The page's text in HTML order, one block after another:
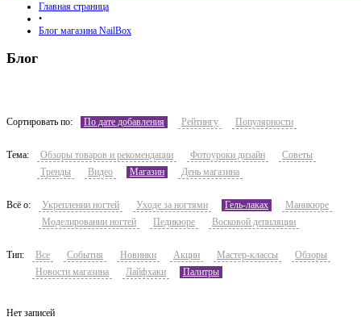
Главная страница
•
Блог магазина NailBox
Блог
Сортировать по: По дате добавления Рейтингу Популярности
Тема: Обзоры товаров и рекомендации Фотоуроки дизайн
Советы
Тренды
Видео Магазин День магазина
Всё о: Укреплении ногтей Уходе за ногтями Гель-лаках
Маникюре
Моделировании ногтей
Педикюре Восковой депиляции
Тип: Все События Новинки Акции Мастер-классы
Обзоры
Новости магазина
Лайфхаки Палитры
Нет записей